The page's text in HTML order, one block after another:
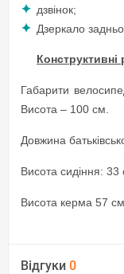
дзвінок;
Дзеркало
Габарити
Висота – 100 см.
Довжина
Висота сидіння: 33
Висота керма 57 см.
Відгуки 0